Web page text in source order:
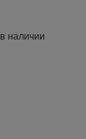
в наличии